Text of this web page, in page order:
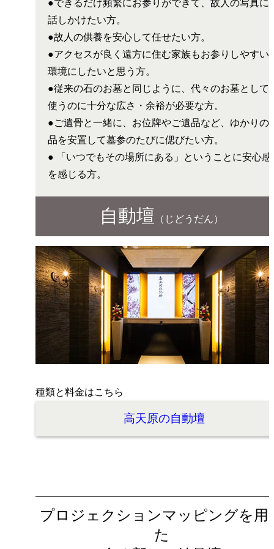
●できるだけ頻繁にお参りができて、故人の写真に
話しかけたい方。
●故人の供養を安心して任せたい方。
●アクセスが良く遠方に住む家族もお参りしやすい
環境にしたいと思う方。
●従来の石のお墓と同じように、代々のお墓として
使うのに十分な広さ・余裕が必要な方。
●ご遺骨と一緒に、お位牌やご遺品など、ゆかりの
品を安置して墓参のたびに偲びたい方。
● 「いつでもその場所にある」ということに安心感
を感じる方。
自動壇 （じどうだん）
種類と料金はこちら
高天原の自動壇
プロジェクションマッピングを用
た